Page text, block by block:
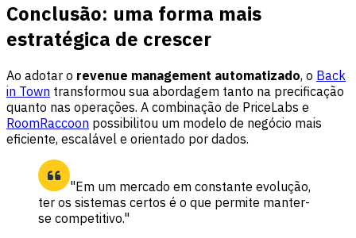
Conclusão: uma forma mais
estratégica de crescer
Ao adotar o revenue management automatizado, o Back
in Town transformou sua abordagem tanto na precificação
quanto nas operações. A combinação de PriceLabs e
RoomRaccoon possibilitou um modelo de negócio mais
eficiente, escalável e orientado por dados.
"Em um mercado em constante evolução,
ter os sistemas certos é o que permite manter-
se competitivo."